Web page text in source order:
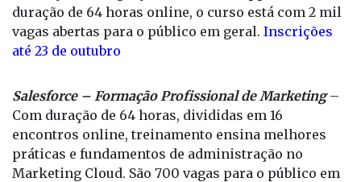
duração de 64 horas online, o curso está com 2 mil
vagas abertas para o público em geral. Inscrições
até 23 de outubro
Salesforce – Formação Profissional de Marketing–
Com duração de 64 horas, divididas em 16
encontros online, treinamento ensina melhores
práticas e fundamentos de administração no
Marketing Cloud. São 700 vagas para o público em